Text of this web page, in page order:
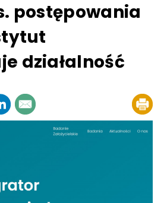
postępowania
działalność